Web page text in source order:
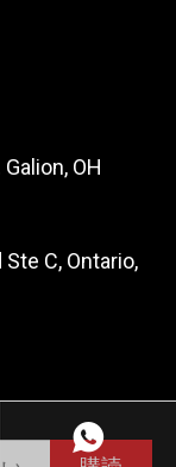
OH
C, Ontario,